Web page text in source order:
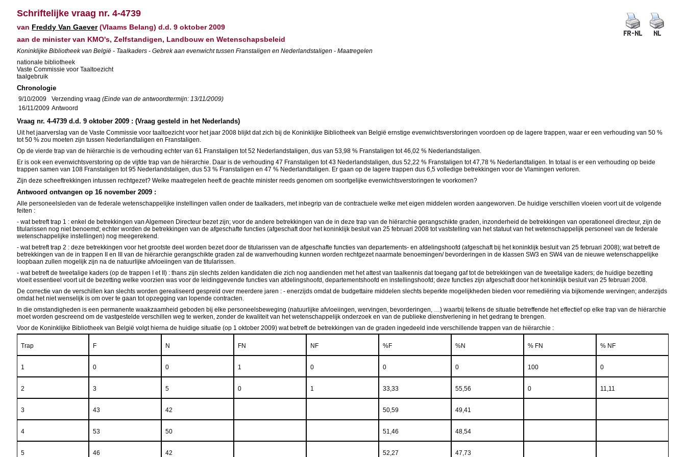
Schriftelijke vraag nr. 4-4739
van Freddy Van Gaever(Vlaams Belang) d.d. 9 oktober 2009
aan de minister van KMO's, Zelfstandigen, Landbouw en Wetenschapsbeleid
Koninklijke Bibliotheek van België - Taalkaders - Gebrek aan evenwicht tussen Franstaligen en Nederlandstaligen - Maatregelen
nationale bibliotheek
Vaste Commissie voor Taaltoezicht
taalgebruik
Chronologie
9/10/2009 Verzending vraag(Einde van de antwoordtermijn: 13/11/2009)
16/11/2009 Antwoord
Vraag nr. 4-4739 d.d. 9 oktober 2009 : (Vraag gesteld in het Nederlands)
Uit het jaarverslag van de Vaste Commissie voor taaltoezicht voor het jaar 2008 blijkt dat zich bij de Koninklijke Bibliotheek van België ernstige evenwichtsverstoringen voordoen op de lagere trappen, waar er een verhouding van 50 %
tot 50 % zou moeten zijn tussen Nederlandtaligen en Franstaligen.
Op de vierde trap van de hiërarchie is de verhouding echter van 61 Franstaligen tot 52 Nederlandstaligen, dus van 53,98 % Franstaligen tot 46,02 % Nederlandstaligen.
Er is ook een evenwichtsverstoring op de vijfde trap van de hiërarchie. Daar is de verhouding 47 Franstaligen tot 43 Nederlandstaligen, dus 52,22 % Franstaligen tot 47,78 % Nederlandtaligen. In totaal is er een verhouding op beide
trappen samen van 108 Franstaligen tot 95 Nederlandstaligen, dus 53 % Franstaligen en 47 % Nederlandtaligen. Er gaan op de lagere trappen dus 6,5 volledige betrekkingen voor de Vlamingen verloren.
Zijn deze scheeftrekkingen intussen rechtgezet? Welke maatregelen heeft de geachte minister reeds genomen om soortgelijke evenwichtsverstoringen te voorkomen?
Antwoord ontvangen op 16 november 2009 :
Alle personeelsleden van de federale wetenschappelijke instellingen vallen onder de taalkaders, met inbegrip van de contractuele welke met eigen middelen worden aangeworven. De huidige verschillen vloeien voort uit de volgende
feiten :
- wat betreft trap 1 : enkel de betrekkingen van Algemeen Directeur bezet zijn; voor de andere betrekkingen van de in deze trap van de hiërarchie gerangschikte graden, inzonderheid de betrekkingen van operationeel directeur, zijn de
titularissen nog niet benoemd; echter worden de betrekkingen van de afgeschafte functies (afgeschaft door het koninklijk besluit van 25 februari 2008 tot vaststelling van het statuut van het wetenschappelijk personeel van de federale
wetenschappelijke instellingen) nog meegerekend.
- wat betreft trap 2 : deze betrekkingen voor het grootste deel worden bezet door de titularissen van de afgeschafte functies van departements- en afdelingshoofd (afgeschaft bij het koninklijk besluit van 25 februari 2008); wat betreft de
betrekkingen van de in trappen II en III van de hiërarchie gerangschikte graden zal de wanverhouding kunnen worden rechtgezet naarmate benoemingen/ bevorderingen in de klassen SW3 en SW4 van de nieuwe wetenschappelijke
loopbaan zullen mogelijk zijn na de natuurlijke afvloeiingen van de titularissen.
- wat betreft de tweetalige kaders (op de trappen I et II) : thans zijn slechts zelden kandidaten die zich nog aandienden met het attest van taalkennis dat toegang gaf tot de betrekkingen van de tweetalige kaders; de huidige bezetting
vloeit essentieel voort uit de bezetting welke voorzien was voor de leidinggevende functies van afdelingshoofd, departementshoofd en instellingshoofd; deze functies zijn afgeschaft door het koninklijk besluit van 25 februari 2008.
De correctie van de verschillen kan slechts worden gerealiseerd gespreid over meerdere jaren : - enerzijds omdat de budgettaire middelen slechts beperkte mogelijkheden bieden voor remediëring via bijkomende wervingen; anderzijds
omdat het niet wenselijk is om over te gaan tot opzegging van lopende contracten.
In die omstandigheden is een permanente waakzaamheid geboden bij elke personeelsbeweging (natuurlijke afvloeiingen, wervingen, bevorderingen, …) waarbij telkens de situatie betreffende het effectief op elke trap van de hiërarchie
moet worden gescreend om de vastgestelde verschillen weg te werken, zonder de kwaliteit van het wetenschappelijk onderzoek en van de publieke dienstverlening in het gedrang te brengen.
Voor de Koninklijke Bibliotheek van België volgt hierna de huidige situatie (op 1 oktober 2009) wat betreft de betrekkingen van de graden ingedeeld inde verschillende trappen van de hiërarchie :
Trap F N FN NF %F %N % FN % NF
1 0 0 1 0 0 0 100 0
2 3 5 0 1 33,33 55,56 0 11,11
3 43 42 50,59 49,41
4 53 50 51,46 48,54
5 46 42 52,27 47,73